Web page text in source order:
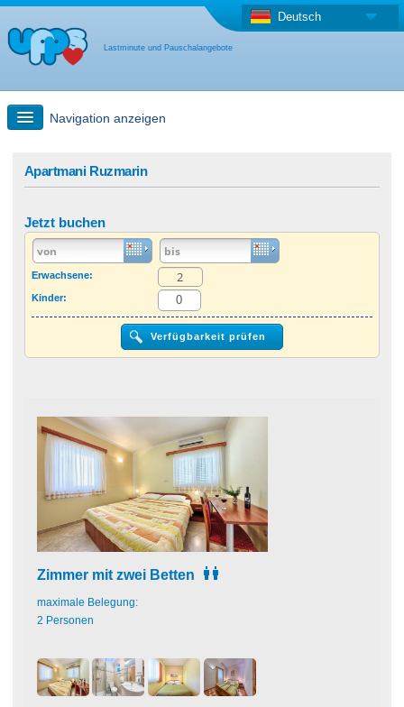
Lastminute und Pauschalangebote
Deutsch
Navigation anzeigen
Last Minute Angebot + Pauschalangebot
Anderes Land
Apartmani Ruzmarin
Jetzt buchen
Erwachsene:
Kinder:
Zimmer mit zwei Betten
maximale Belegung:
2 Personen